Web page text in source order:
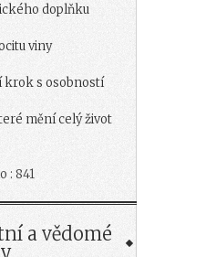
doplňku
viny
krok s osobností
mění celý život
: 841
a vědomé